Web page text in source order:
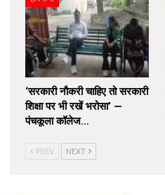
‘सरकारी नौकरी चाहिए तो सरकारी
शिक्षा पर भी रखें भरोसा’ —
पंचकूला कॉलेज…
PREV NEXT